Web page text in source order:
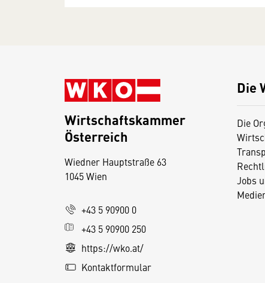
Die
Die
Jobs
Wirtschaftskammer
Österreich
Wiedner Hauptstraße 63
1045 Wien
+43 5 90900 0
+43 5 90900 250
https://wko.at/
Kontaktformular